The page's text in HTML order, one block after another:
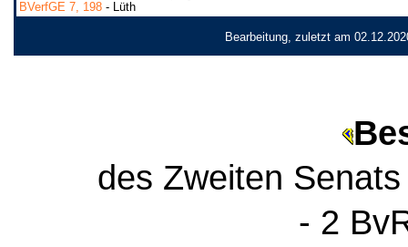
BVerfGE 7, 198 - Lüth
Bearbeitung, zuletzt am
des Zweiten
- 2